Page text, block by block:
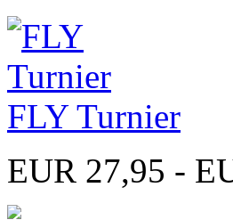
FLY Turnier
EUR 27,95 -